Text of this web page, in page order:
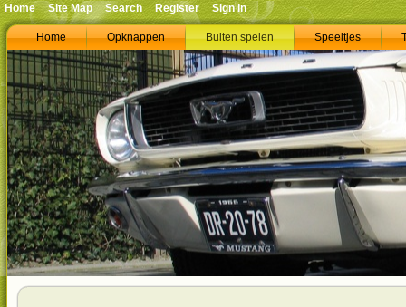
Home Opknappen Buiten spelen Speeltjes
Home Site Map Search Register Sign In